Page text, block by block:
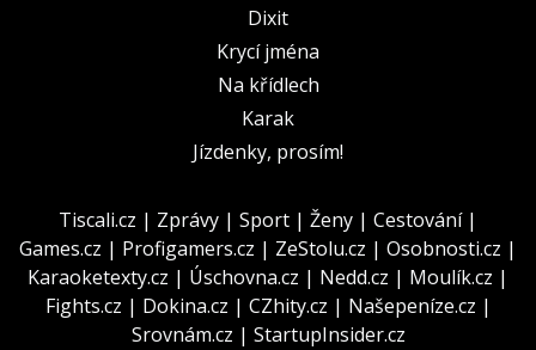
Dixit
Krycí jména
Na křídlech
Karak
Jízdenky, prosím!
Tiscali.cz | Zprávy | Sport | Ženy | Cestování|
Games.cz | Profigamers.cz | ZeStolu.cz | Osobnosti.cz |
Karaoketexty.cz | Úschovna.cz | Nedd.cz | Moulík.cz |
Fights.cz | Dokina.cz | CZhity.cz | Našepeníze.cz |
Srovnám.cz | StartupInsider.cz